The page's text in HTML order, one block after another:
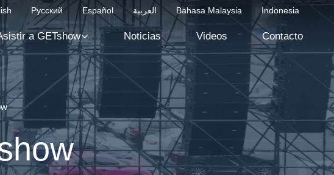
Русский Español العربية Bahasa Malaysia Indonesia
a GETshow Noticias Videos Contacto